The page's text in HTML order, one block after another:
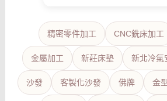
精密零件加工 CNC銑床加工
金屬加工 新莊床墊 新北冷氣
沙發 客製化沙發 佛牌 金